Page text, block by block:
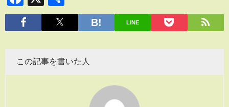
有
LINE
この記事を書いた人